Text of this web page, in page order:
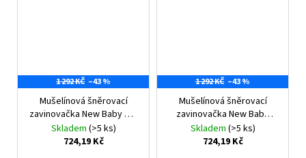
1 292 KČ –43 %
Mušelínová šněrovací
zavinovačka New Baby old
pink
Skladem (>5 ks)
724,19 Kč
1 292 KČ –43 %
Mušelínová šněrovací
zavinovačka New Baby
olive
Skladem (>5 ks)
724,19 Kč